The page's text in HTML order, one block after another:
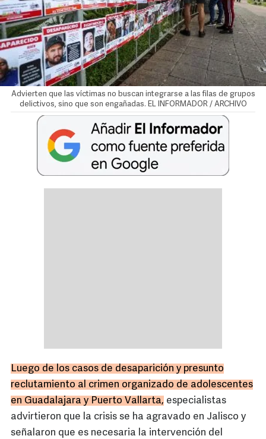
Advierten que las víctimas no buscan integrarse a las filas de grupos
delictivos, sino que son engañadas. EL INFORMADOR / ARCHIVO
Luego de los casos de desaparición y presunto
reclutamiento al crimen organizado de adolescentes
en Guadalajara y Puerto Vallarta, especialistas
advirtieron que la crisis se ha agravado en Jalisco y
señalaron que es necesaria la intervención del